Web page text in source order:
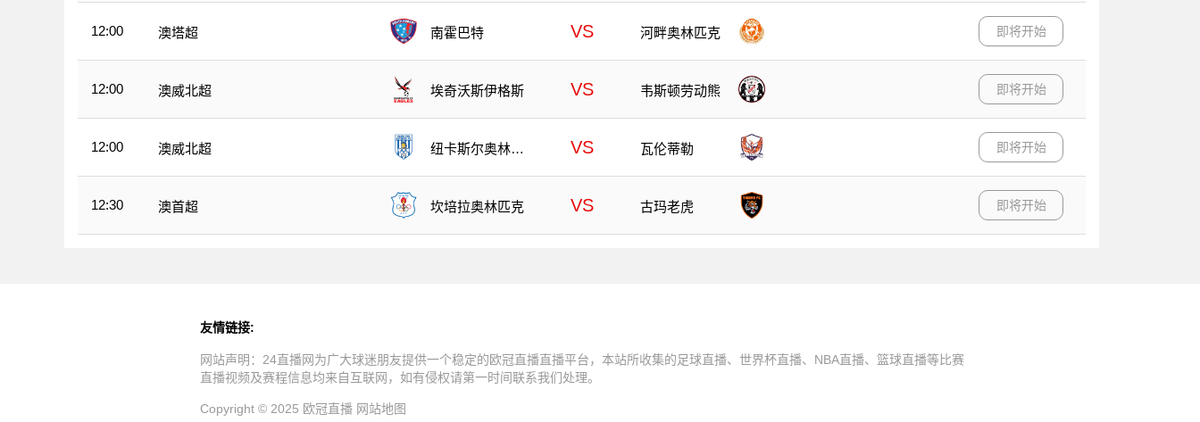
12:00 澳塔超 南霍巴特 VS 河畔奥林匹克 即将开始
12:00 澳威北超 埃奇沃斯伊格斯 VS 韦斯顿劳动熊 即将开始
12:00 澳威北超
纽卡斯尔奥林匹
VS 瓦伦蒂勒 即将开始
12:30 澳首超 坎培拉奥林匹克 VS 古玛老虎 即将开始
友情链接:
网站声明：24直播网为广大球迷朋友提供一个稳定的欧冠直播直播平台，本站所收集的足球直播、世界杯直播、NBA直播、篮球直播等比赛
直播视频及赛程信息均来自互联网，如有侵权请第一时间联系我们处理。
Copyright © 2025 欧冠直播 网站地图